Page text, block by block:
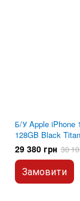
Б/У Apple iPhone
128GB Black
(MTUV3)
29 380 грн 30
Замовити